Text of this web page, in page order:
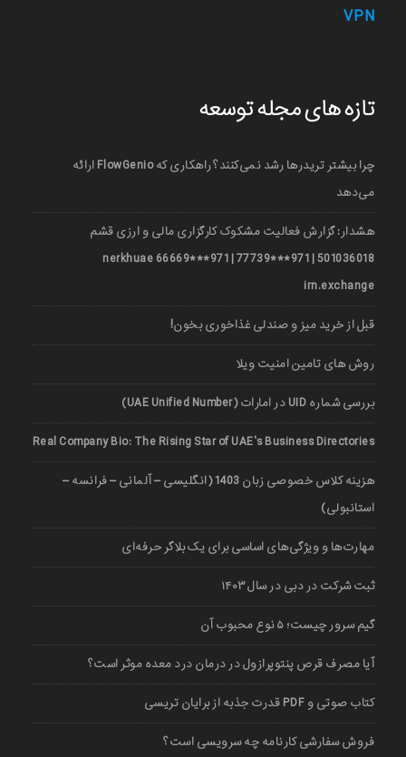
VPN
تازه های مجله توسعه
چرا بیشتر تریدرها رشد نمی‌کنند؟ راهکاری که FlowGenio ارائه
می‌دهد
هشدار: گزارش فعالیت مشکوک کارگزاری مالی و ارزی قشم
501036018 | 971***77739 | 971***66669 nerkhuae
irn.exchange
قبل از خرید میز و صندلی غذاخوری بخون!
روش های تامین امنیت ویلا
بررسی شماره UID در امارات (UAE Unified Number)
Real Company Bio: The Rising Star of UAE’s Business Directories
هزینه کلاس خصوصی زبان 1403 (انگلیسی – آلمانی – فرانسه –
استانبولی)
مهارت‌ها و ویژگی‌های اساسی برای یک بلاگر حرفه‌ای
ثبت شرکت در دبی در سال ۱۴۰۳
گیم سرور چیست؛ ۵ نوع محبوب آن
آیا مصرف قرص پنتوپرازول در درمان درد معده موثر است؟
کتاب صوتی و PDF قدرت جذبه از برایان تریسی
فروش سفارشی کارنامه چه سرویسی است؟